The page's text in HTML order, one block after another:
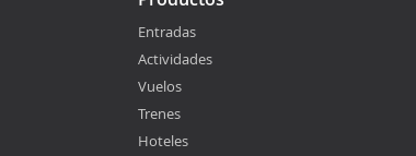
Entradas
Actividades
Vuelos
Trenes
Hoteles